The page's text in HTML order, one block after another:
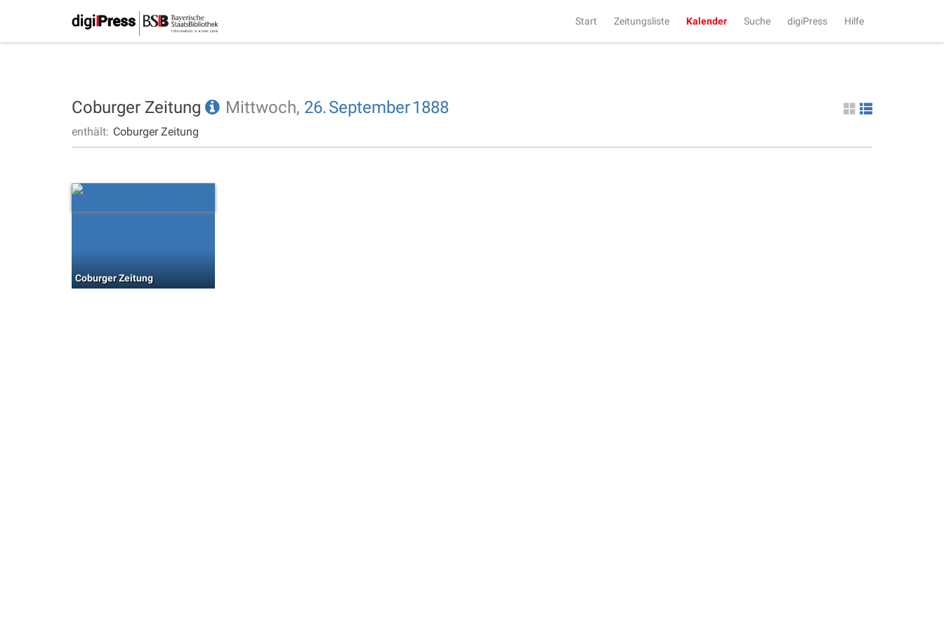
Start Zeitungsliste Kalender Suche digiPress Hilfe
Coburger Zeitung Mittwoch, 26.September1888
enthält: Coburger Zeitung
Coburger Zeitung